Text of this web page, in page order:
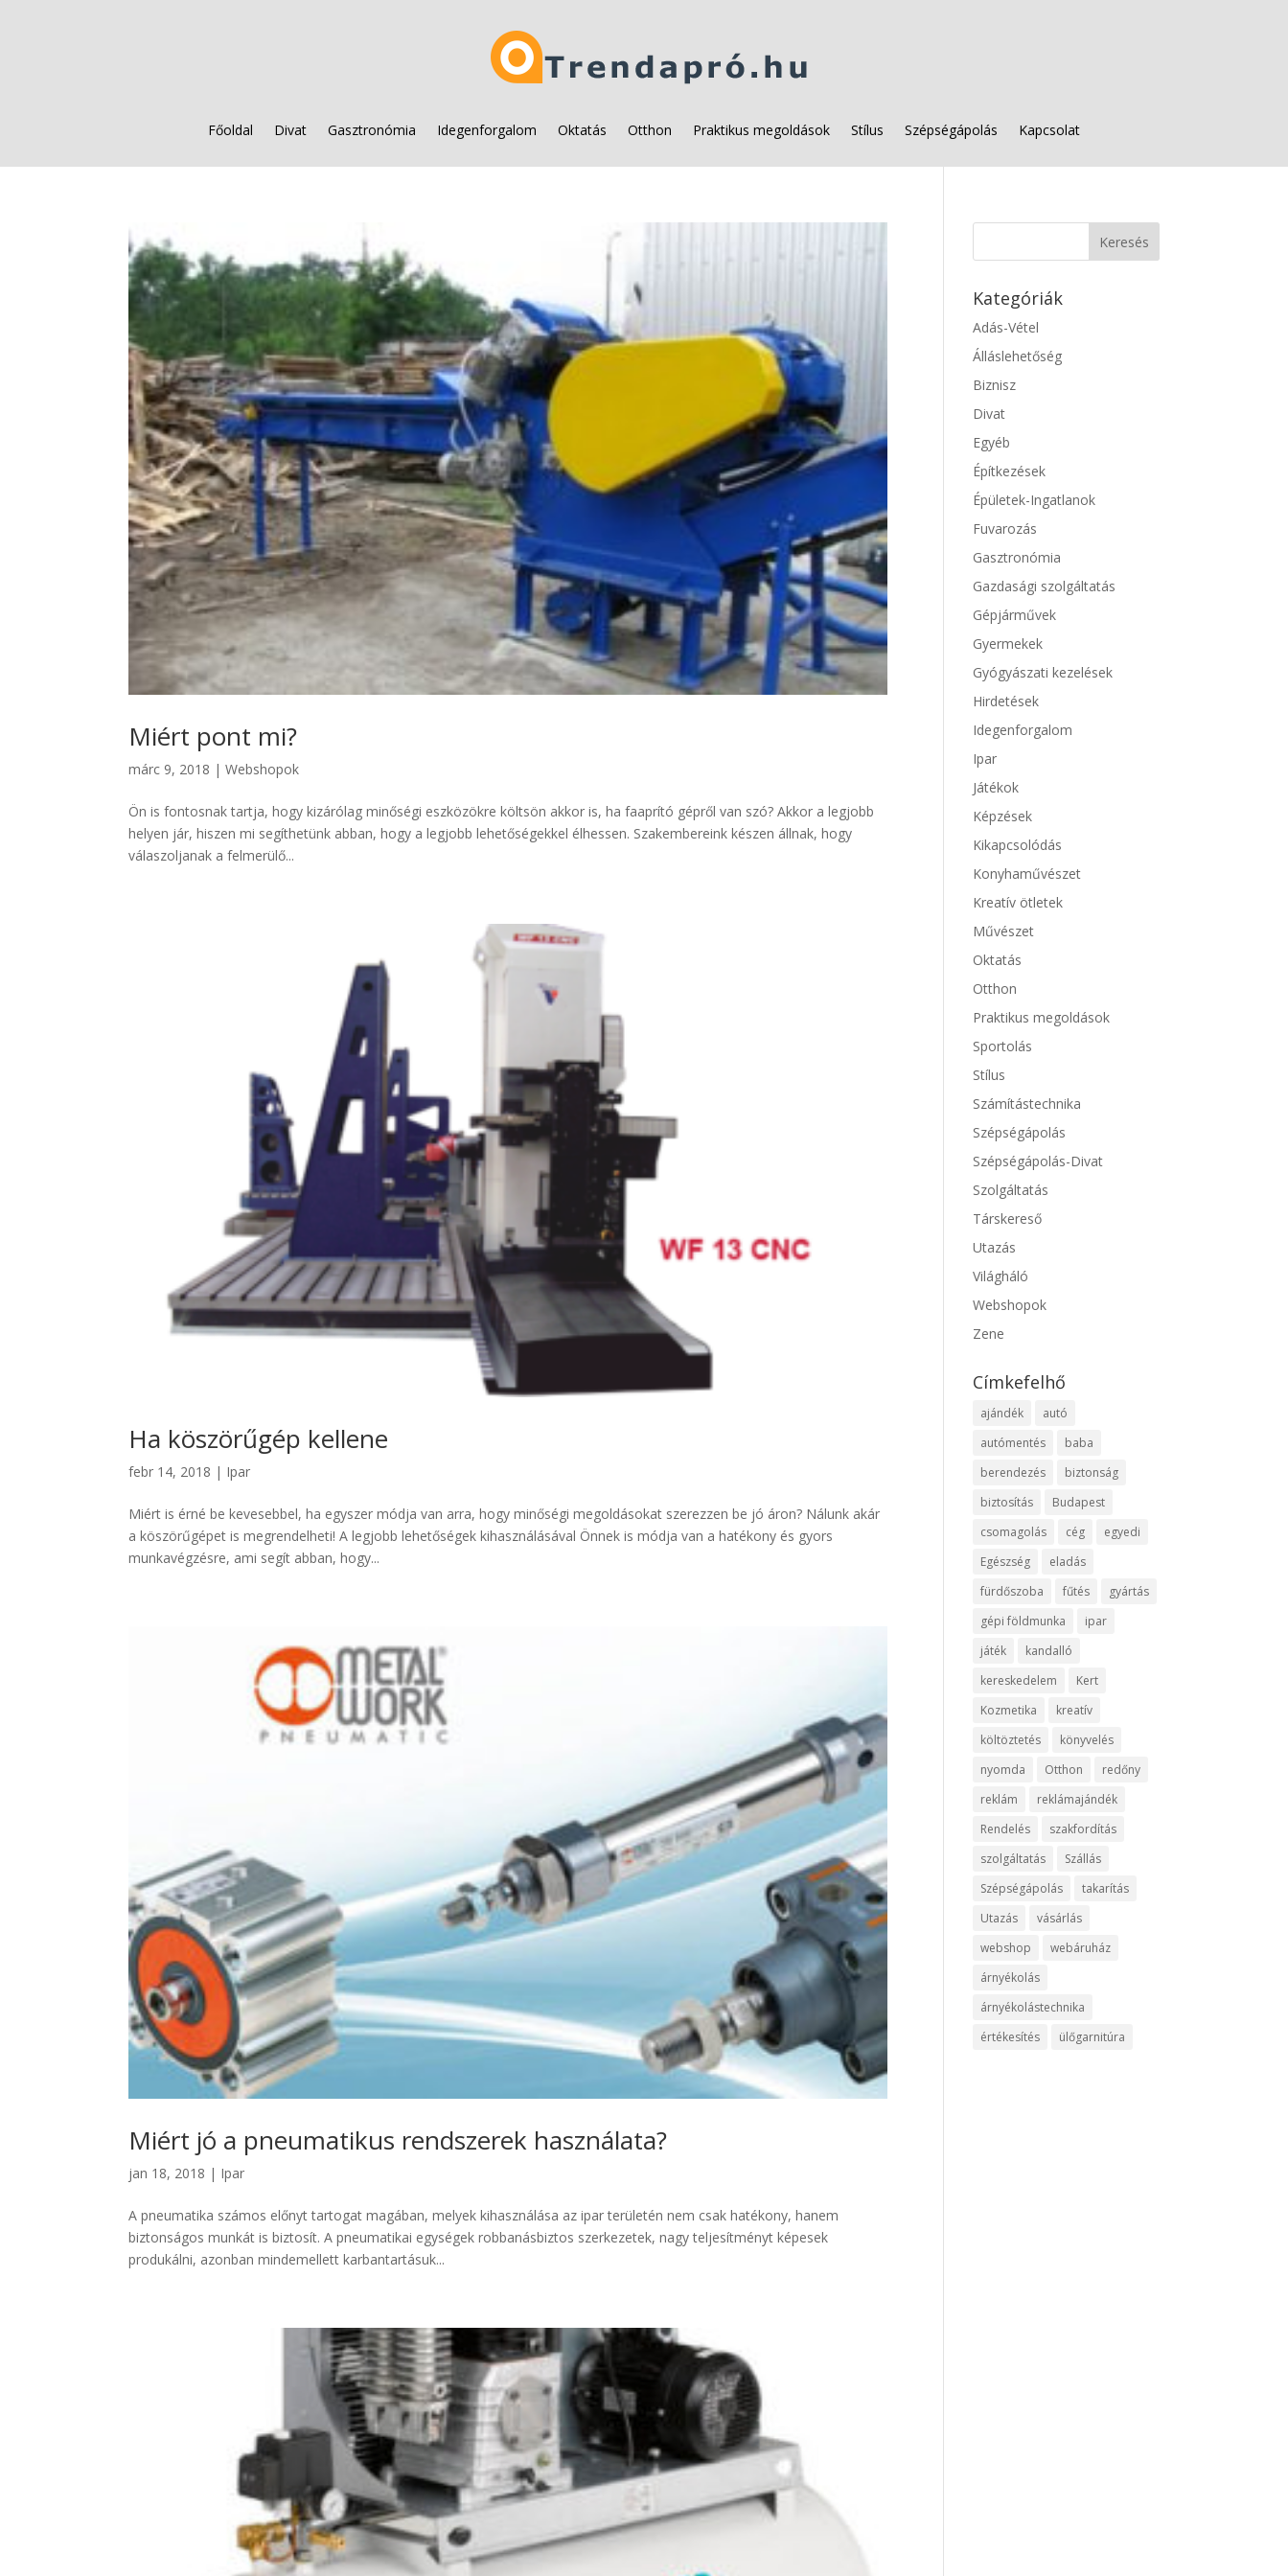
Főoldal Divat Gasztronómia Idegenforgalom Oktatás Otthon Praktikus megoldások Stílus Szépségápolás Kapcsolat
Miért pont mi?
márc 9, 2018 |Webshopok
Ön is fontosnak tartja, hogy kizárólag minőségi eszközökre költsön akkor is, ha faaprító gépről van szó? Akkor a legjobb
helyen jár, hiszen mi segíthetünk abban, hogy a legjobb lehetőségekkel élhessen. Szakembereink készen állnak, hogy
válaszoljanak a felmerülő...
Ha köszörűgép kellene
febr 14, 2018 | Ipar
Miért is érné be kevesebbel, ha egyszer módja van arra, hogy minőségi megoldásokat szerezzen be jó áron? Nálunk akár
a köszörűgépet is megrendelheti! A legjobb lehetőségek kihasználásával Önnek is módja van a hatékony és gyors
munkavégzésre, ami segít abban, hogy...
Miért jó a pneumatikus rendszerek használata?
jan 18, 2018 | Ipar
A pneumatika számos előnyt tartogat magában, melyek kihasználása az ipar területén nem csak hatékony, hanem
biztonságos munkát is biztosít. A pneumatikai egységek robbanásbiztos szerkezetek, nagy teljesítményt képesek
produkálni, azonban mindemellett karbantartásuk...
Kategóriák
Adás-Vétel
Álláslehetőség
Biznisz
Divat
Egyéb
Építkezések
Épületek-Ingatlanok
Fuvarozás
Gasztronómia
Gazdasági szolgáltatás
Gépjárművek
Gyermekek
Gyógyászati kezelések
Hirdetések
Idegenforgalom
Ipar
Játékok
Képzések
Kikapcsolódás
Konyhaművészet
Kreatív ötletek
Művészet
Oktatás
Otthon
Praktikus megoldások
Sportolás
Stílus
Számítástechnika
Szépségápolás
Szépségápolás-Divat
Szolgáltatás
Társkereső
Utazás
Világháló
Webshopok
Zene
Címkefelhő
ajándék
autó
autómentés
baba
berendezés
biztonság
biztosítás
Budapest
csomagolás
cég
egyedi
Egészség
eladás
fürdőszoba
fűtés
gyártás
gépi földmunka
ipar
játék
kandalló
kereskedelem
Kert
Kozmetika
kreatív
költöztetés
könyvelés
nyomda
Otthon
redőny
reklám
reklámajándék
Rendelés
szakfordítás
szolgáltatás
Szállás
Szépségápolás
takarítás
Utazás
vásárlás
webshop
webáruház
árnyékolás
árnyékolástechnika
értékesítés
ülőgarnitúra